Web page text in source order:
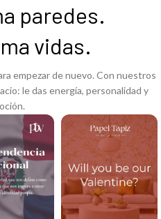
paredes.
vidas.
empezar de nuevo. Con nuestros
le das energía, personalidad y